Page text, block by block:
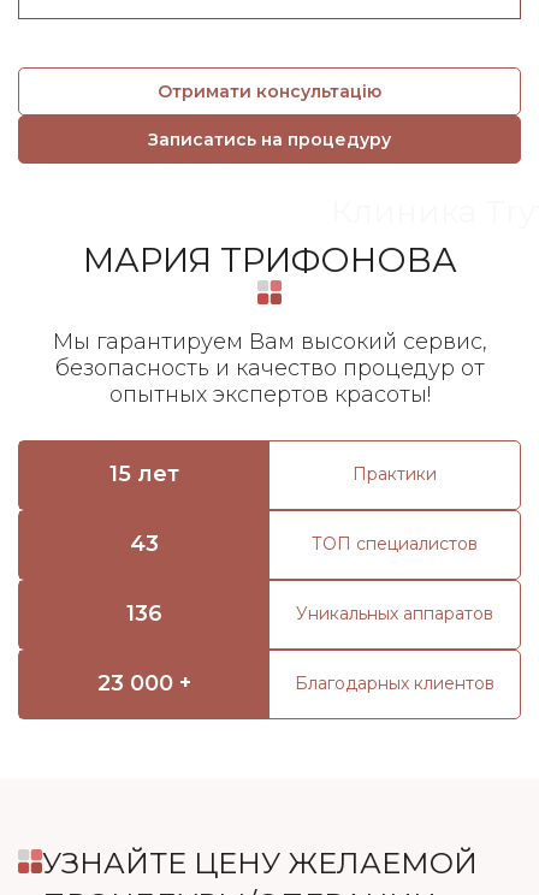
Отримати консультацію
Записатись на процедуру
МАРИЯ ТРИФОНОВА
Мы гарантируем Вам высокий сервис,
безопасность и качество процедур от
опытных экспертов красоты!
15 лет Практики
43 ТОП специалистов
136 Уникальных аппаратов
23 000 + Благодарных клиентов
УЗНАЙТЕ ЦЕНУ ЖЕЛАЕМОЙ